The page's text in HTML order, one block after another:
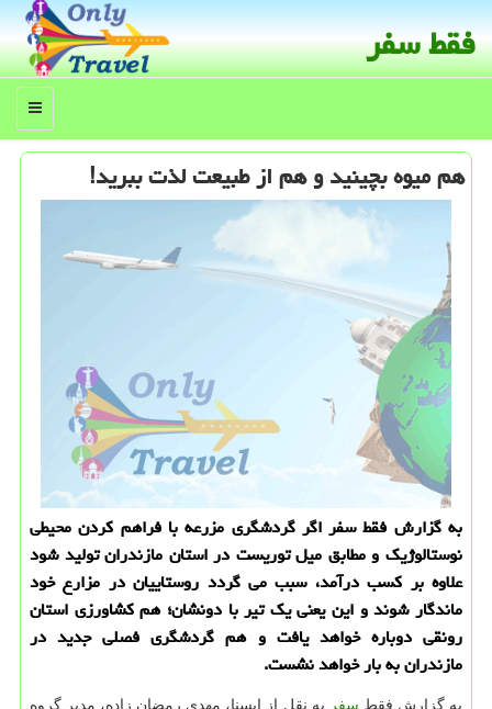
فقط سفر
منو
هم میوه بچینید و هم از طبیعت لذت ببرید!
به گزارش فقط سفر اگر گردشگری مزرعه با فراهم كردن محیطی
نوستالوژیك و مطابق میل توریست در استان مازندران تولید شود
علاوه بر كسب درآمد، سبب می گردد روستاییان در مزارع خود
ماندگار شوند و این یعنی یك تیر با دونشان؛ هم كشاورزی استان
رونقی دوباره خواهد یافت و هم گردشگری فصلی جدید در
مازندران به بار خواهد نشست.
به گزارش فقط سفر به نقل از ایسنا، مهدی رمضان زاده، مدیر گروه